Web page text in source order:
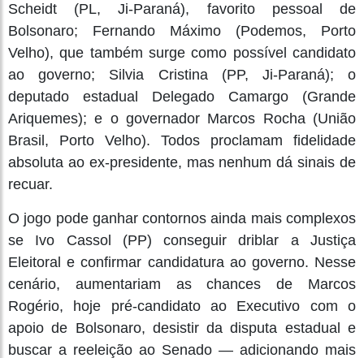
Scheidt (PL, Ji-Paraná), favorito pessoal de
Bolsonaro; Fernando Máximo (Podemos, Porto
Velho), que também surge como possível candidato
ao governo; Silvia Cristina (PP, Ji-Paraná); o
deputado estadual Delegado Camargo (Grande
Ariquemes); e o governador Marcos Rocha (União
Brasil, Porto Velho). Todos proclamam fidelidade
absoluta ao ex-presidente, mas nenhum dá sinais de
recuar.
O jogo pode ganhar contornos ainda mais complexos
se Ivo Cassol (PP) conseguir driblar a Justiça
Eleitoral e confirmar candidatura ao governo. Nesse
cenário, aumentariam as chances de Marcos
Rogério, hoje pré-candidato ao Executivo com o
apoio de Bolsonaro, desistir da disputa estadual e
buscar a reeleição ao Senado — adicionando mais